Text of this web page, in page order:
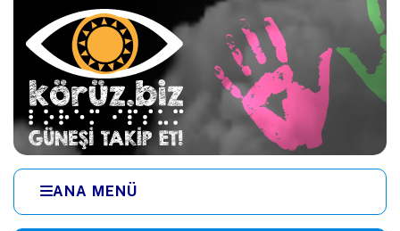
Ana içeriğe zıpla
ANA MENÜ